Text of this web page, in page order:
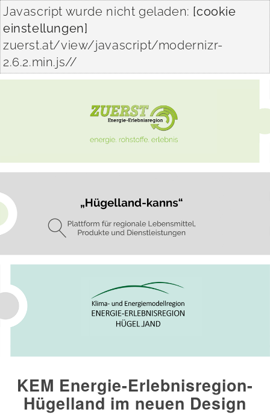
Javascript wurde nicht geladen: [cookie
einstellungen]
zuerst.at/view/javascript/modernizr-
2.6.2.min.js//
KEM Energie-Erlebnisregion-
Hügelland im neuen Design